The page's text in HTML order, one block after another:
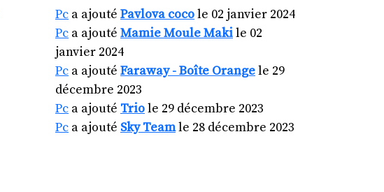
Pc a ajouté Pavlova cocole 02 janvier 2024
Pc a ajouté Mamie Moule Makile 02
janvier 2024
Pc a ajouté Faraway - Boîte Orangele 29
décembre 2023
Pc a ajouté Triole 29 décembre 2023
Pc a ajouté Sky Teamle 28 décembre 2023